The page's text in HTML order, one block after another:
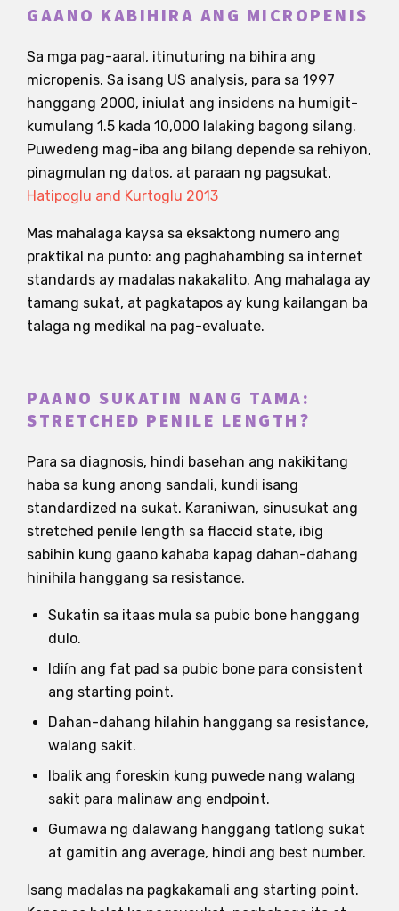
GAANO KABIHIRA ANG MICROPENIS
Sa mga pag-aaral, itinuturing na bihira ang
micropenis. Sa isang US analysis, para sa 1997
hanggang 2000, iniulat ang insidens na humigit-
kumulang 1.5 kada 10,000 lalaking bagong silang.
Puwedeng mag-iba ang bilang depende sa rehiyon,
pinagmulan ng datos, at paraan ng pagsukat.
Hatipoglu and Kurtoglu 2013
Mas mahalaga kaysa sa eksaktong numero ang
praktikal na punto: ang paghahambing sa internet
standards ay madalas nakakalito. Ang mahalaga ay
tamang sukat, at pagkatapos ay kung kailangan ba
talaga ng medikal na pag-evaluate.
PAANO SUKATIN NANG TAMA:
STRETCHED PENILE LENGTH?
Para sa diagnosis, hindi basehan ang nakikitang
haba sa kung anong sandali, kundi isang
standardized na sukat. Karaniwan, sinusukat ang
stretched penile length sa flaccid state, ibig
sabihin kung gaano kahaba kapag dahan-dahang
hinihila hanggang sa resistance.
Sukatin sa itaas mula sa pubic bone hanggang
dulo.
Idiín ang fat pad sa pubic bone para consistent
ang starting point.
Dahan-dahang hilahin hanggang sa resistance,
walang sakit.
Ibalik ang foreskin kung puwede nang walang
sakit para malinaw ang endpoint.
Gumawa ng dalawang hanggang tatlong sukat
at gamitin ang average, hindi ang best number.
Isang madalas na pagkakamali ang starting point.